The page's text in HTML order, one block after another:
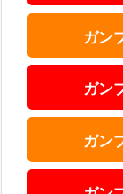
ガン
ガン
ガン